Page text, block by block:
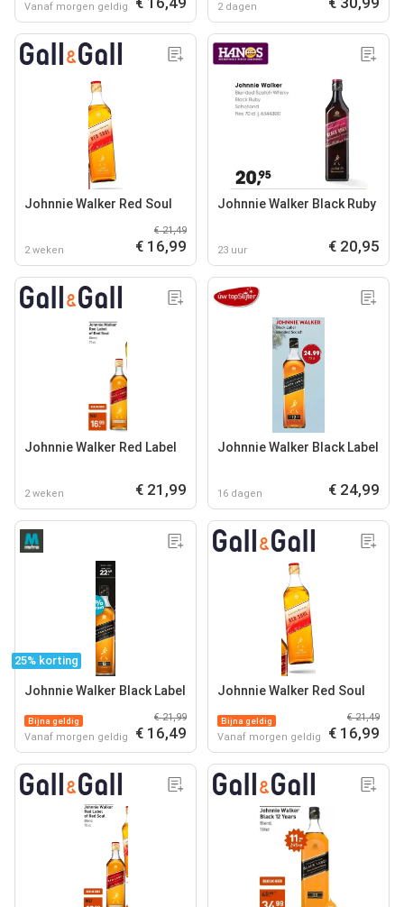
Vanaf morgen geldig 2 dagen
Johnnie Walker Red Soul
2 weken
€ 21,49
€ 16,99
Johnnie Walker Black Ruby
23 uur € 20,95
Johnnie Walker Red Label
2 weken € 21,99
Johnnie Walker Black Label
16 dagen € 24,99
25% korting
Johnnie Walker Black Label
Bijna geldig
Vanaf morgen geldig
€ 21,99
€ 16,49
Johnnie Walker Red Soul
Bijna geldig
Vanaf morgen geldig
€ 21,49
€ 16,99